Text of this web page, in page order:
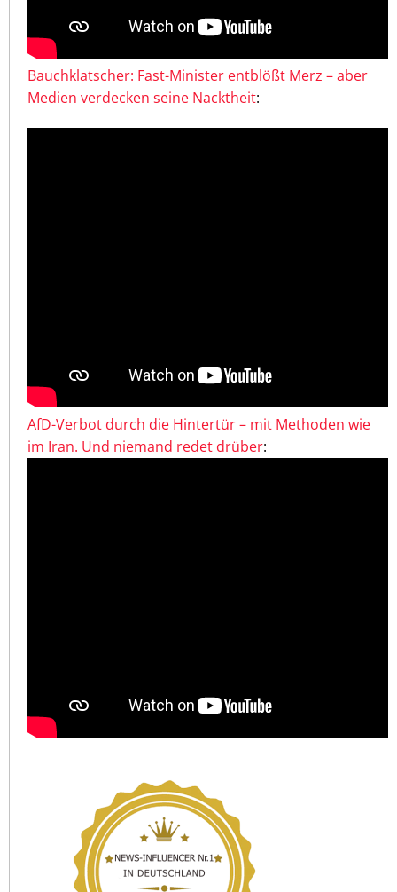
Bauchklatscher: Fast-Minister entblößt Merz – aber
Medien verdecken seine Nacktheit:
AfD-Verbot durch die Hintertür – mit Methoden wie
im Iran. Und niemand redet drüber: